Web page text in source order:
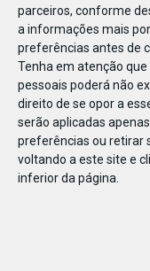
parceiros, conforme
a informações mais
preferências antes de
Tenha em atenção
pessoais poderá não
direito de se opor a
serão aplicadas
preferências ou retirar
voltando a este site e
inferior da página.